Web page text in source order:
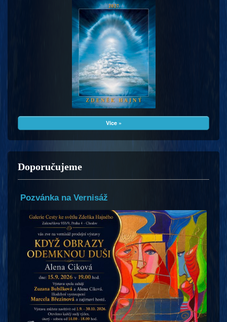
Více »
Doporučujeme
Pozvánka na Vernisáž